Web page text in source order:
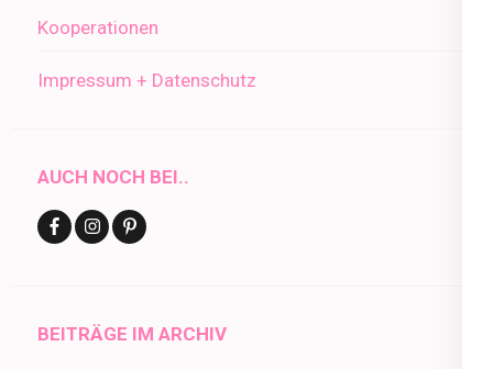
Kooperationen
Impressum + Datenschutz
AUCH NOCH BEI..
BEITRÄGE IM ARCHIV